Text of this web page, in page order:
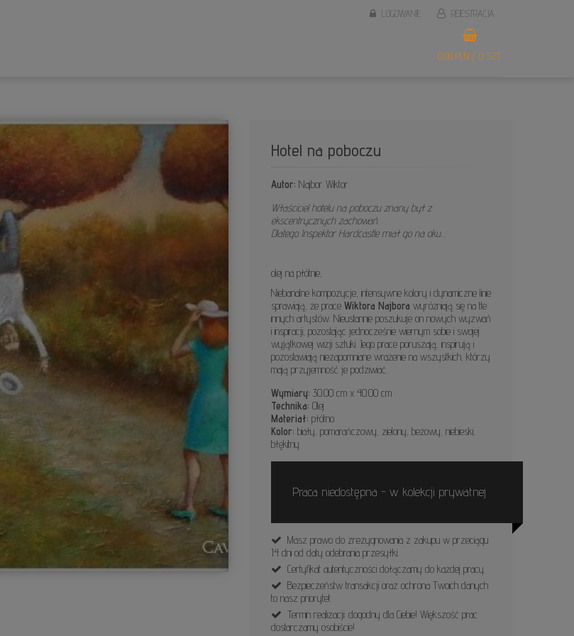
LOGOWANIE REJESTRACJA
0,00 PLN / 0 SZT.
Hotel na poboczu
Autor: Najbor Wiktor
Właściciel hotelu na poboczu znany był z
ekscentrycznych zachowań.
Dlatego Inspektor Hardcastle miał go na oku…
olej na płótnie,
Niebanalne kompozycje, intensywne kolory i dynamiczne linie
sprawiają, że prace Wiktora Najbora wyróżniają się na tle
innych artystów. Nieustannie poszukuje on nowych wyzwań
i inspiracji, pozostając jednocześnie wiernym sobie i swojej
wyjątkowej wizji sztuki. Jego prace poruszają, inspirują i
pozostawiają niezapomniane wrażenie na wszystkich, którzy
mają przyjemność je podziwiać.
Wymiary: 30.00 cm x 40.00 cm
Technika: Olej
Materiał: płótno
Kolor: biały, pomarańczowy, zielony, beżowy, niebieski,
błękitny
Praca niedostępna - w kolekcji prywatnej
Masz prawo do zrezygnowania z zakupu w przeciągu
14 dni od daty odebrania przesyłki.
Certyfikat autentyczności dołączamy do każdej pracy.
Bezpieczeństw transakcji oraz ochrona Twoich danych
to nasz priorytet.
Termin realizacji: dogodny dla Ciebie! Większość prac
dostarczamy osobiście!